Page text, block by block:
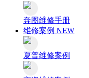
奔图维修手册
维修案例 NEW
夏普维修案例